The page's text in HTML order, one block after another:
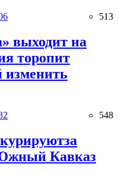
513
выходит на
торопит
изменить
548
Кавказ